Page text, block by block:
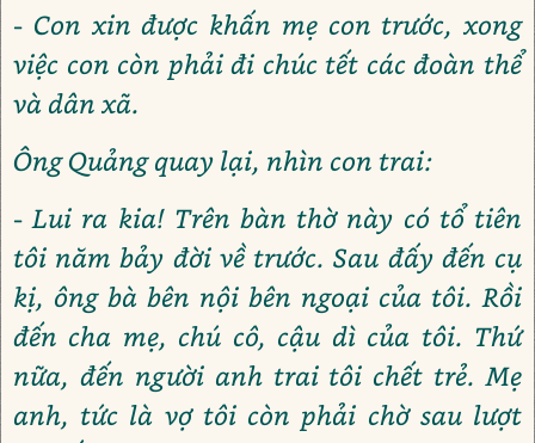
- Con xin được khấn mẹ con trước, xong
việc con còn phải đi chúc tết các đoàn thể
và dân xã.
Ông Quảng quay lại, nhìn con trai:
- Lui ra kia! Trên bàn thờ này có tổ tiên
tôi năm bảy đời về trước. Sau đấy đến cụ
kị, ông bà bên nội bên ngoại của tôi. Rồi
đến cha mẹ, chú cô, cậu dì của tôi. Thứ
nữa, đến người anh trai tôi chết trẻ. Mẹ
anh, tức là vợ tôi còn phải chờ sau lượt